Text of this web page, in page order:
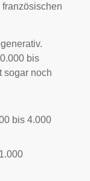
bis
sogar noch
bis 4.000